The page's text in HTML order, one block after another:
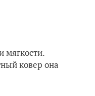
мягкости.
ковер она